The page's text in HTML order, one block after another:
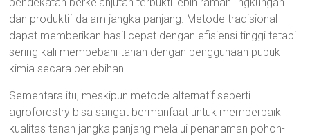
dan produktif dalam jangka panjang. Metode tradisional
dapat memberikan hasil cepat dengan efisiensi tinggi tetapi
sering kali membebani tanah dengan penggunaan pupuk
kimia secara berlebihan.
Sementara itu, meskipun metode alternatif seperti
agroforestry bisa sangat bermanfaat untuk memperbaiki
kualitas tanah jangka panjang melalui penanaman pohon-